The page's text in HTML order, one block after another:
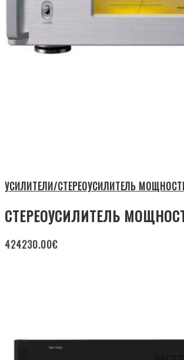
УСИЛИТЕЛИ/СТЕРЕОУСИЛИТЕЛЬ
СТЕРЕОУСИЛИТЕЛЬ
424230.00€